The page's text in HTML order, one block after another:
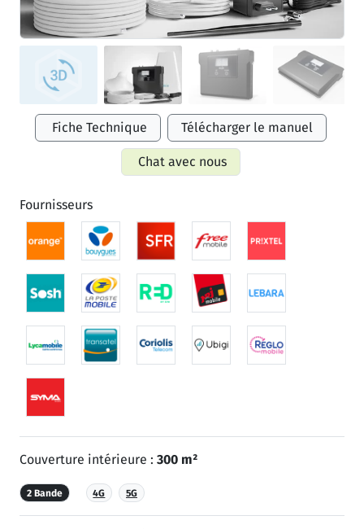
Fiche Technique Télécharger le manuel
Chat avec nous
Fournisseurs
Couverture intérieure : 300 m²
2 Bande 4G 5G